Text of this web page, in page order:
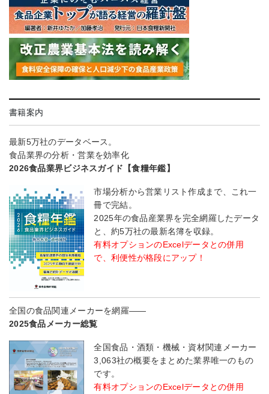
書籍案内
最新5万社のデータベース。
食品業界の分析・営業を効率化
2026食品業界ビジネスガイド【食糧年鑑】
市場分析から営業リスト作成まで、これ一
冊で完結。
2025年の食品産業界を完全網羅したデータ
と、約5万社の最新名簿を収録。
有料オプションのExcelデータとの併用
で、利便性が格段にアップ！
全国の食品関連メーカーを網羅――
2025食品メーカー総覧
全国食品・酒類・機械・資材関連メーカー
3,063社の概要をまとめた業界唯一のもの
です。
有料オプションのExcelデータとの併用